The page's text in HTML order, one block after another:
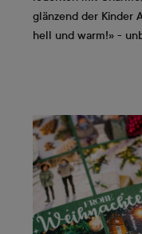
glänzend der Kinder
hell und warm!» -